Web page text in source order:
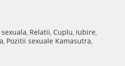
, Relatii, Cuplu, Iubire,
, Pozitii sexuale Kamasutra,